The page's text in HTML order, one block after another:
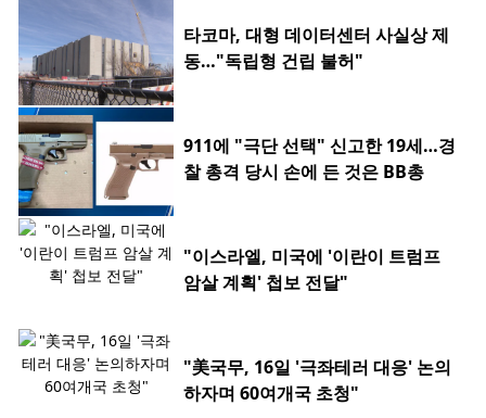
타코마, 대형 데이터센터 사실상 제
동…"독립형 건립 불허"
911에 "극단 선택" 신고한 19세…경
찰 총격 당시 손에 든 것은 BB총
"이스라엘, 미국에 '이란이 트럼프
암살 계획' 첩보 전달"
"美국무, 16일 '극좌테러 대응' 논의
하자며 60여개국 초청"